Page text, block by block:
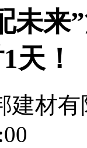
未来
天！
建材有